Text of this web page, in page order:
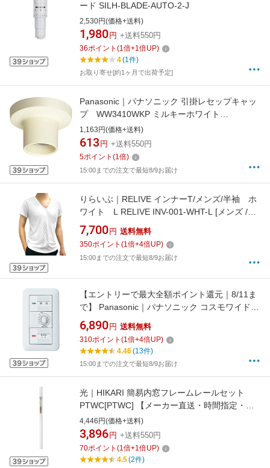
ード SILH-BLADE-AUTO-2-J
2,530円(価格+送料)
1,980 円 +送料550円
36ポイント (1倍+1倍UP)
4(1件)
お取り寄せ[約1ヶ月で出荷予定]
Panasonic｜パナソニック 引掛レセップキャッ
プ WW3410WKP ミルキーホワイト
[WW3410WKP] panasonic
1,163円(価格+送料)
613 円 +送料550円
5ポイント (1倍)
15:00までの注文で最短8/9お届け
りらいぶ｜RELIVE インナーT/メンズ/半袖 ホ
ワイト L RELIVE INV-001-WHT-L [メンズ /L
サイズ]
7,700 円 送料無料
350ポイント (1倍+4倍UP)
15:00までの注文で最短8/9お届け
【エントリーで最大全額ポイント還元｜8/11ま
で】 Panasonic｜パナソニック コスモワイド21
埋込電子浴室換気スイッチセット（ホワイト）
WTP53916WP[WTP53916WP]
6,890 円 送料無料
310ポイント (1倍+4倍UP)
4.46(13件)
15:00までの注文で最短8/9お届け
光｜HIKARI 簡易内窓フレームレールセット
PTWC[PTWC] 【メーカー直送・時間指定・返
品不可】
4,446円(価格+送料)
3,896 円 +送料550円
70ポイント (1倍+1倍UP)
4.5(2件)